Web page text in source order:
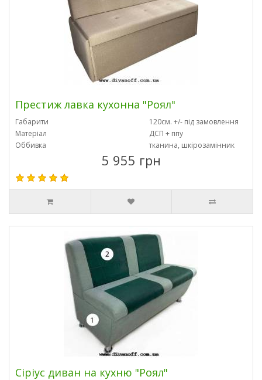
Престиж лавка кухонна "Роял"
Габарити
120см. +/- під замовлення
Матеріал
ДСП + ппу
Оббивка
тканина, шкірозамінник
5 955 грн
Сіріус диван на кухню "Роял"